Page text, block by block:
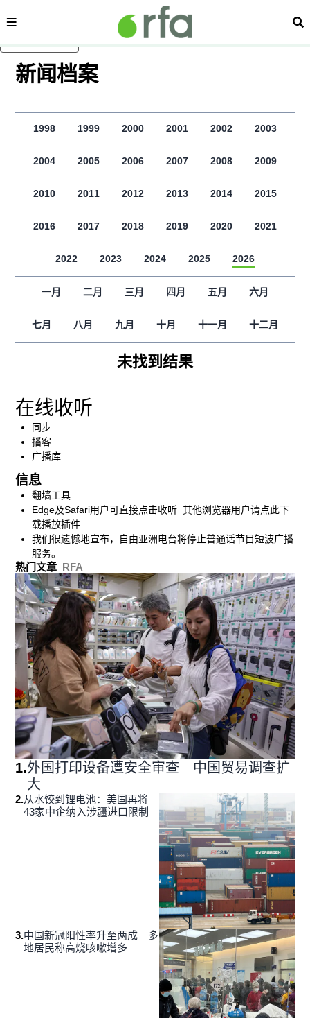
内容分类 搜
显示 视频 个子部分
新闻档案
1998 1999 2000 2001 2002 2003
2004 2005 2006 2007 2008 2009
2010 2011 2012 2013 2014 2015
2016 2017 2018 2019 2020 2021
2022 2023 2024 2025 2026
一月 二月 三月 四月 五月 六月
七月 八月 九月 十月 十一月 十二月
未找到结果
在线收听
同步
播客
广播库
信息
翻墙工具
Edge及Safari用户可直接点击收听 其他浏览器用户请点此下
载播放插件
我们很遗憾地宣布，自由亚洲电台将停止普通话节目短波广播
服务。
热门文章 RFA
1.外国打印设备遭安全审查 中国贸易调查扩
大
2.从水饺到锂电池：美国再将
43家中企纳入涉疆进口限制
3.中国新冠阳性率升至两成 多
地居民称高烧咳嗽增多